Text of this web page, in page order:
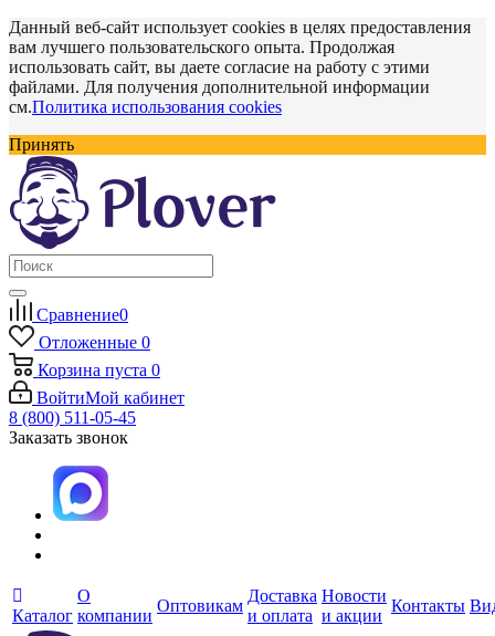
Данный веб-сайт использует cookies в целях предоставления
вам лучшего пользовательского опыта. Продолжая
использовать сайт, вы даете согласие на работу с этими
файлами. Для получения дополнительной информации
см.Политика использования cookies
Принять
Сравнение0
Отложенные 0
Корзина пуста 0
ВойтиМой кабинет
8 (800) 511-05-45
Заказать звонок
Каталог
О
компании
Оптовикам
Доставка
и оплата
Новости
и акции
Контакты